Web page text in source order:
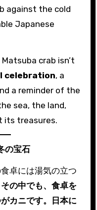
against the cold
Japanese
crab isn’t
celebration, a
a reminder of the
sea, the land,
its treasures.
の宝石
卓には湯気の立つ
の中でも、食卓を
カニです。日本に